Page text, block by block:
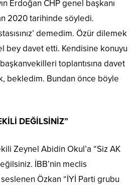
Erdoğan CHP genel başkanı
2020 tarihinde söyledi.
demedim. Özür dilemek
bey davet etti. Kendisine konuyu
toplantısına davet
bekledim. Bundan önce böyle
DEĞİLSİNİZ”
Zeynel Abidin Okul’a “Siz AK
İBB’nin meclis
Özkan “İYİ Parti grubu